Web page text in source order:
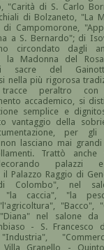
"Carità di S. Carlo
di Bolzaneto, "La
Campomorone,
a S. Bernardo"; di
circondato dagli
la Madonna del
sacre del
nella più rigorosa
peraltro con
accademico, si
semplice e
vantaggio della
per gli
lasciano mai
Trattò anche
palazzi
il Palazzo Raggio di
Colombo", nel
"la caccia", "la
"Bacco",
nel salone da
- S. Francesco
Villa Granello -